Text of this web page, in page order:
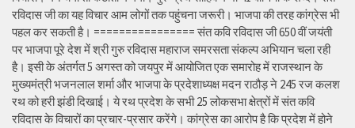
रविदास जी का यह विचार आम लोगों तक पहुंचना जरूरी। भाजपा की तरह कांग्रेस भी
पहल कर सकती है। ================ संत कवि रविदास जी 650 वीं जयंती
पर भाजपा पूरे देश में श्री गुरु रविदास महाराज समरसता संकल्प अभियान चला रही
है। इसी के अंतर्गत 5 अगस्त को जयपुर में आयोजित एक समारोह में राजस्थान के
मुख्यमंत्री भजनलाल शर्मा और भाजपा के प्रदेशाध्यक्ष मदन राठौड़ ने 245 रज कलश
रथ को हरी झंडी दिखाई। ये रथ प्रदेश के सभी 25 लोकसभा क्षेत्रों में संत कवि
रविदास के विचारों का प्रचार-प्रसार करेंगे। कांग्रेस का आरोप है कि प्रदेश में होने